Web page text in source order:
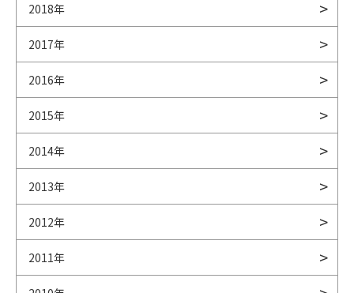
2018年
2017年
2016年
2015年
2014年
2013年
2012年
2011年